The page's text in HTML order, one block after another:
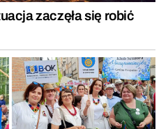
zaczęła się robić